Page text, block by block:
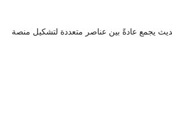
يجمع عادةً بين عناصر متعددة لتشكيل منصة